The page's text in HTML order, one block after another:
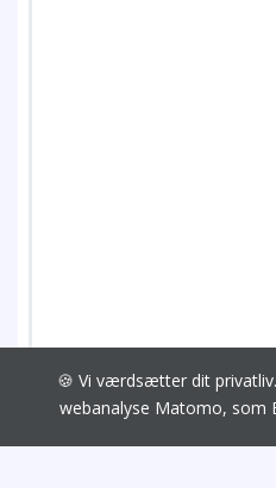
🍪 Vi værdsætter dit
webanalyse Matomo,